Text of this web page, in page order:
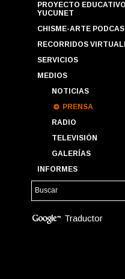
PROYECTO EDUCATIVO
YUCUNET
CHISME-ARTE
RECORRIDOS
SERVICIOS
MEDIOS
NOTICIAS
PRENSA
RADIO
TELEVISIÓN
GALERÍAS
INFORMES
Traductor